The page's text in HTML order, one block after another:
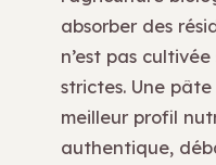
absorber des
n’est pas
strictes. Une pâte
meilleur profil
authentique,